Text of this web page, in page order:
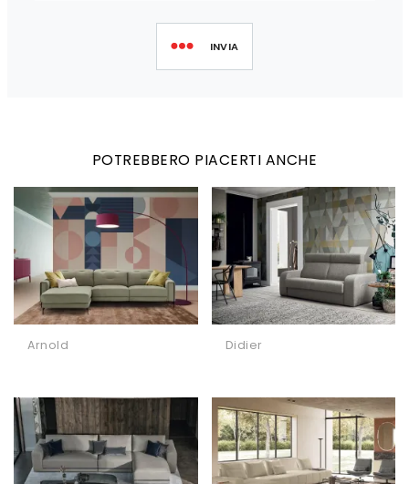
INVIA
POTREBBERO PIACERTI ANCHE
Arnold Didier